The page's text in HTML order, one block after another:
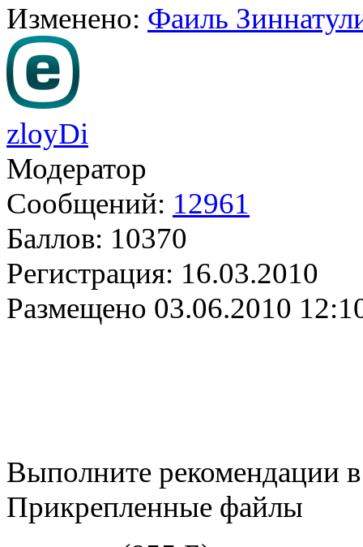
Изменено: Фаиль
zloyDi
Модератор
Сообщений: 12961
Баллов: 10370
Регистрация: 16.03.2010
Размещено 03.06.2010
Выполните рекомендации в
Прикрепленные файлы